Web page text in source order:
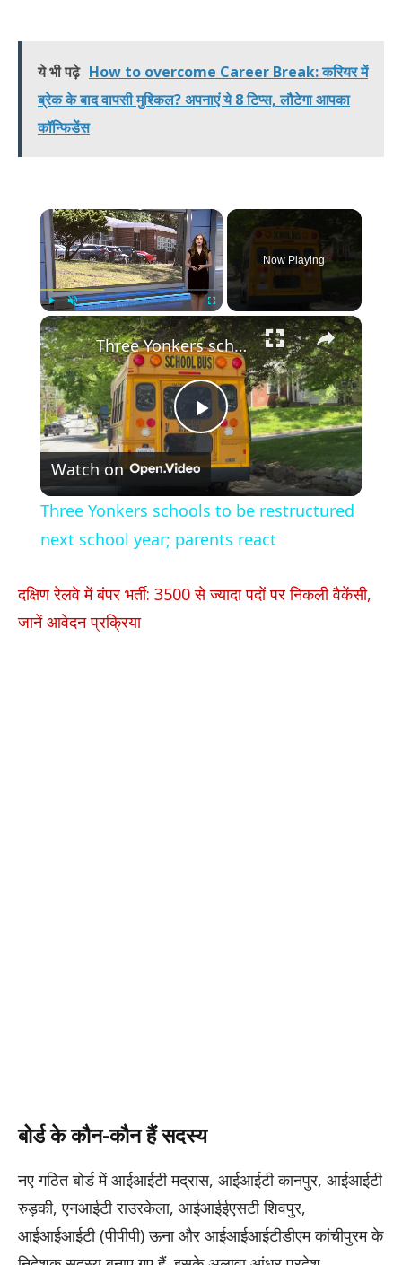
ये भी पढ़े How to overcome Career Break: करियर में
ब्रेक के बाद वापसी मुश्किल? अपनाएं ये 8 टिप्स, लौटेगा आपका
कॉन्फिडेंस
×
Play Unmute Fullscreen
Now Playing
×
Play
Video
Three Yonkers schools to be restructured next school year; parents react
Watch on
Three Yonkers schools to be restructured
next school year; parents react
दक्षिण रेलवे में बंपर भर्ती: 3500 से ज्यादा पदों पर निकली वैकेंसी,
जानें आवेदन प्रक्रिया
बोर्ड के कौन-कौन हैं सदस्य
नए गठित बोर्ड में आईआईटी मद्रास, आईआईटी कानपुर, आईआईटी
रुड़की, एनआईटी राउरकेला, आईआईईएसटी शिवपुर,
आईआईआईटी (पीपीपी) ऊना और आईआईआईटीडीएम कांचीपुरम के